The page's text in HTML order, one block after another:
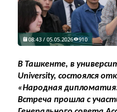
08:43 / 05.05.2026 910
В Ташкенте, в
University, состоялся
«Народная
Встреча прошла с